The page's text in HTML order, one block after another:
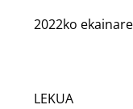
2022ko
LEKUA